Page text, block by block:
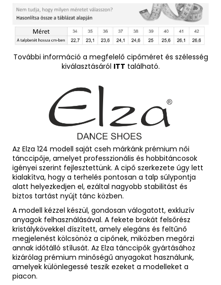
További információ a megfelelő cipőméret és szélesség
kiválasztásáról ITT található.
Az Elza 124 modell saját cseh márkánk prémium női
tánccipője, amelyet professzionális és hobbitáncosok
igényei szerint fejlesztettünk. A cipő szerkezete úgy lett
kialakítva, hogy a terhelés pontosan a talp súlypontja
alatt helyezkedjen el, ezáltal nagyobb stabilitást és
biztos tartást nyújt tánc közben.
A modell kézzel készül, gondosan válogatott, exkluzív
anyagok felhasználásával. A fekete brokát felsőrész
kristálykövekkel díszített, amely elegáns és feltűnő
megjelenést kölcsönöz a cipőnek, miközben megőrzi
annak időtálló stílusát. Az Elza tánccipők gyártásához
kizárólag prémium minőségű anyagokat használunk,
amelyek különlegessé teszik ezeket a modelleket a
piacon.